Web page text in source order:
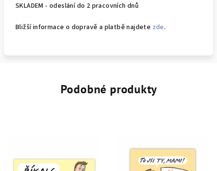
SKLADEM - odeslání do 2 pracovních dnů
Bližší informace o dopravě a platbě najdete zde.
Podobné produkty